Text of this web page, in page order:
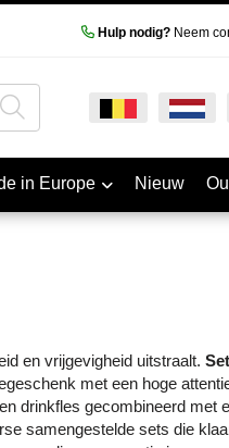
Hulp nodig?Neem
in Europe Nieuw
en vrijgevigheid uitstraalt.
met een hoge
drinkfles gecombineerd met
samengestelde sets die